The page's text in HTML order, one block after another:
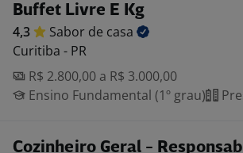
Buffet Livre E Kg
4,3 Sabor de casa
Curitiba - PR
R$ 2.800,00 a R$ 3.000,00
Ensino Fundamental (1º grau)
Cozinheiro Geral -